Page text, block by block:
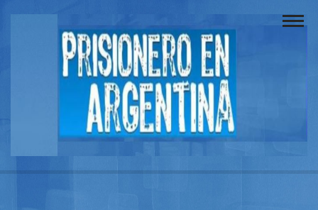
Buscador
Documentos